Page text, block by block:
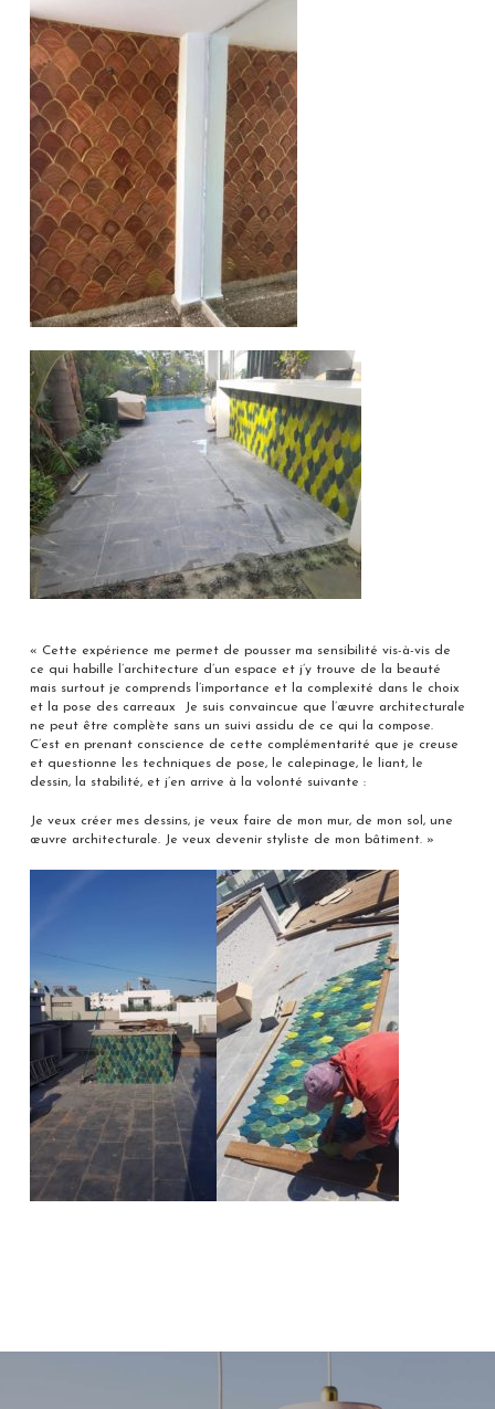
« Cette expérience me permet de pousser ma sensibilité vis-à-vis de
ce qui habille l’architecture d’un espace et j’y trouve de la beauté
mais surtout je comprends l’importance et la complexité dans le choix
et la pose des carreaux Je suis convaincue que l’œuvre architecturale
ne peut être complète sans un suivi assidu de ce qui la compose.
C’est en prenant conscience de cette complémentarité que je creuse
et questionne les techniques de pose, le calepinage, le liant, le
dessin, la stabilité, et j’en arrive à la volonté suivante :
Je veux créer mes dessins, je veux faire de mon mur, de mon sol, une
œuvre architecturale. Je veux devenir styliste de mon bâtiment. »